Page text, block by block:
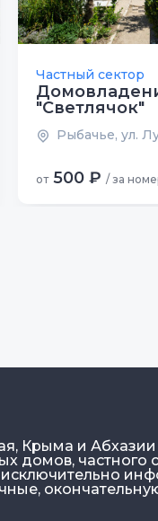
Частный сектор
"Светлячок"
Рыбачье, ул.
от 500 ₽ / за
Крыма и Абхазии
домов, частного
исключительно